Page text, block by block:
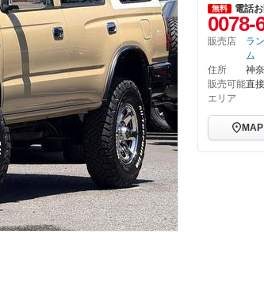
無料 電話
0078-
販売店
ラ
ム
住所
神
販売可能
エリア
直
MAP